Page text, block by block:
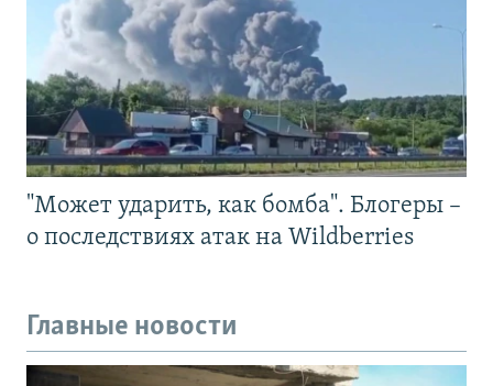
"Может ударить, как бомба". Блогеры –
о последствиях атак на Wildberries
Главные новости